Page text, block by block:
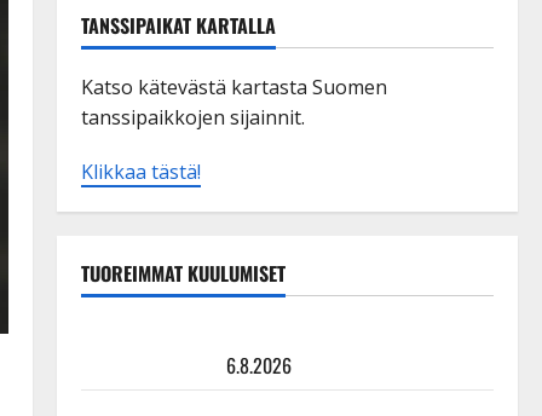
TANSSIPAIKAT KARTALLA
Katso kätevästä kartasta Suomen
tanssipaikkojen sijainnit.
Klikkaa tästä!
TUOREIMMAT KUULUMISET
6.8.2026